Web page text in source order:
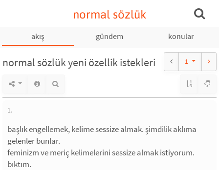
normal sözlük
akış gündem konular
normal sözlük yeni özellik istekleri 1
1.
başlık engellemek, kelime sessize almak. şimdilik aklıma
gelenler bunlar.
feminizm ve meriç kelimelerini sessize almak istiyorum.
bıktım.